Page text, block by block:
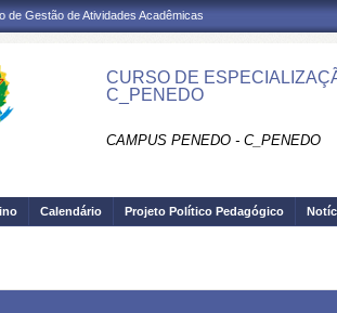
de Gestão de Atividades Acadêmicas
CURSO DE
C_PENEDO
CAMPUS PENEDO - C_PENEDO
Calendário Projeto Político Pedagógico